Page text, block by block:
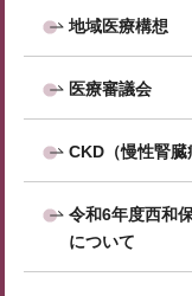
地域医療構想
医療審議会
CKD（慢性腎
令和6年度西和
について